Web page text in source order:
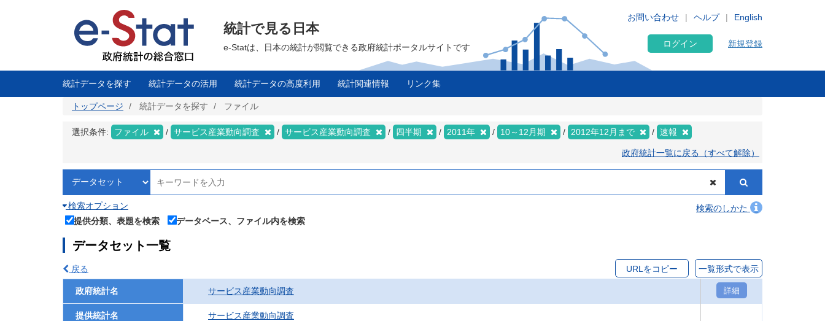
に
English
お問い合わせ ヘルプ
統計で見る日本
e-Statは、日本の統計が閲覧できる政府統計ポータルサイトです ログイン 新規登録
統計データを探す 統計データの活用 統計データの高度利用 統計関連情報 リンク集
トップページ 統計データを探す ファイル
選択条件: ファイル サービス産業動向調査 サービス産業動向調査 四半期 2011年 10～12月期 2012年12月まで 速報
政府統計一覧に戻る（すべて解除）
検索オプション
検索のしかた
提供分類、表題を検索
データベース、ファイル内を検索
データセット一覧
戻る URLをコピー 一覧形式で表示
政府統計名 サービス産業動向調査 詳細
提供統計名 サービス産業動向調査